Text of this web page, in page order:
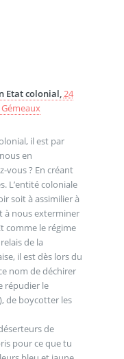
Etat colonial,24
il est par
en
vous ? En créant
L’entité coloniale
soit à assimilier à
à nous exterminer
comme le régime
de la
il est dès lors du
nom de déchirer
répudier le
de boycotter les
de
pour ce que tu